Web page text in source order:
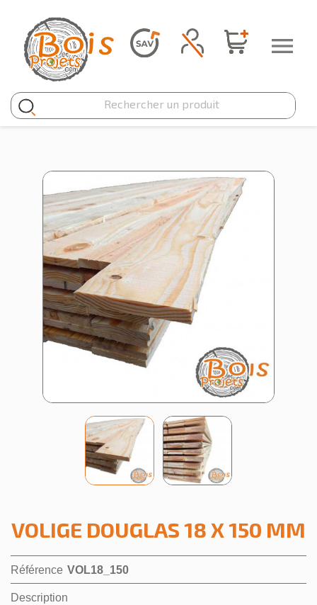

VOLIGE DOUGLAS 18 X 150 MM
Référence VOL18_150
Description